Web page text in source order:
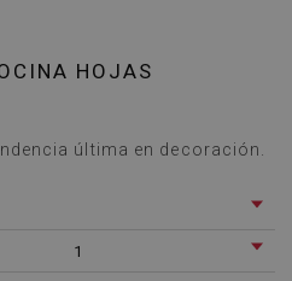
HOJAS
última en decoración.
1